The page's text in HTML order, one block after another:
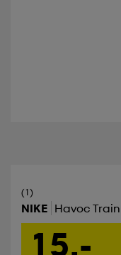
(1)
NIKE Havoc
15,-